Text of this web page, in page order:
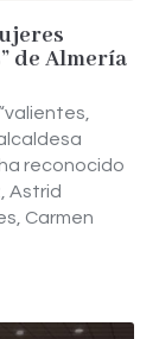
de Almería
reconocido
Astrid
Carmen